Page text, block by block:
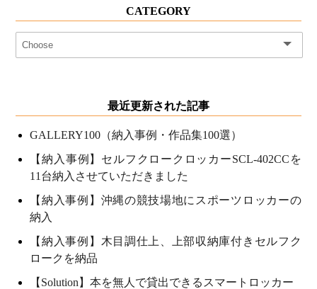
CATEGORY
最近更新された記事
GALLERY100（納入事例・作品集100選）
【納入事例】セルフクロークロッカーSCL-402CCを
11台納入させていただきました
【納入事例】沖縄の競技場地にスポーツロッカーの
納入
【納入事例】木目調仕上、上部収納庫付きセルフク
ロークを納品
【Solution】本を無人で貸出できるスマートロッカー